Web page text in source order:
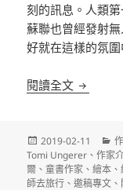
刻的訊息。人類
蘇聯也曾經發射
好就在這樣的氛圍
閱讀全文 追悼湯
發
佈
日
期:
2019-02-11
分
類
Tomi Ungerer 、作家
爾 、童書作家 、繪本 、
師去旅行 、邀稿專文 、